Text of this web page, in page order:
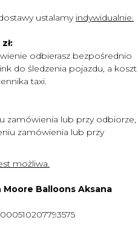
ustalamy indywidualnie.
odbierasz bezpośrednio
do śledzenia pojazdu, a koszt
taxi.
lub przy odbiorze,
zamówienia lub przy
możliwa.
Balloons Aksana